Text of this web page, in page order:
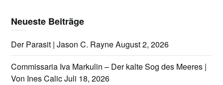
Neueste Beiträge
Der Parasit | Jason C. RayneAugust 2, 2026
Commissaria Iva Markulin – Der kalte Sog des Meeres |
Von Ines CalicJuli 18, 2026